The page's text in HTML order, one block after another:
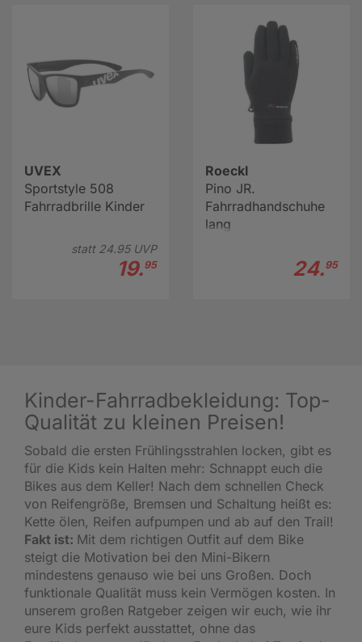
UVEX
Sportstyle 508
Fahrradbrille Kinder
statt 24.95UVP
19.95
Roeckl
Pino JR.
Fahrradhandschuhe
lang
24.95
Kinder-Fahrradbekleidung: Top-
Qualität zu kleinen Preisen!
Sobald die ersten Frühlingsstrahlen locken, gibt es
für die Kids kein Halten mehr: Schnappt euch die
Bikes aus dem Keller! Nach dem schnellen Check
von Reifengröße, Bremsen und Schaltung heißt es:
Kette ölen, Reifen aufpumpen und ab auf den Trail!
Fakt ist: Mit dem richtigen Outfit auf dem Bike
steigt die Motivation bei den Mini-Bikern
mindestens genauso wie bei uns Großen. Doch
funktionale Qualität muss kein Vermögen kosten. In
unserem großen Ratgeber zeigen wir euch, wie ihr
eure Kids perfekt ausstattet, ohne das